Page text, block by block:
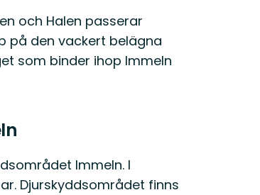
och Halen passerar
på den vackert belägna
som binder ihop Immeln
Immeln. I
Djurskyddsområdet finns